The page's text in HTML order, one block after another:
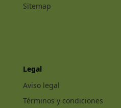
Sitemap
Legal
Aviso legal
Términos y condiciones